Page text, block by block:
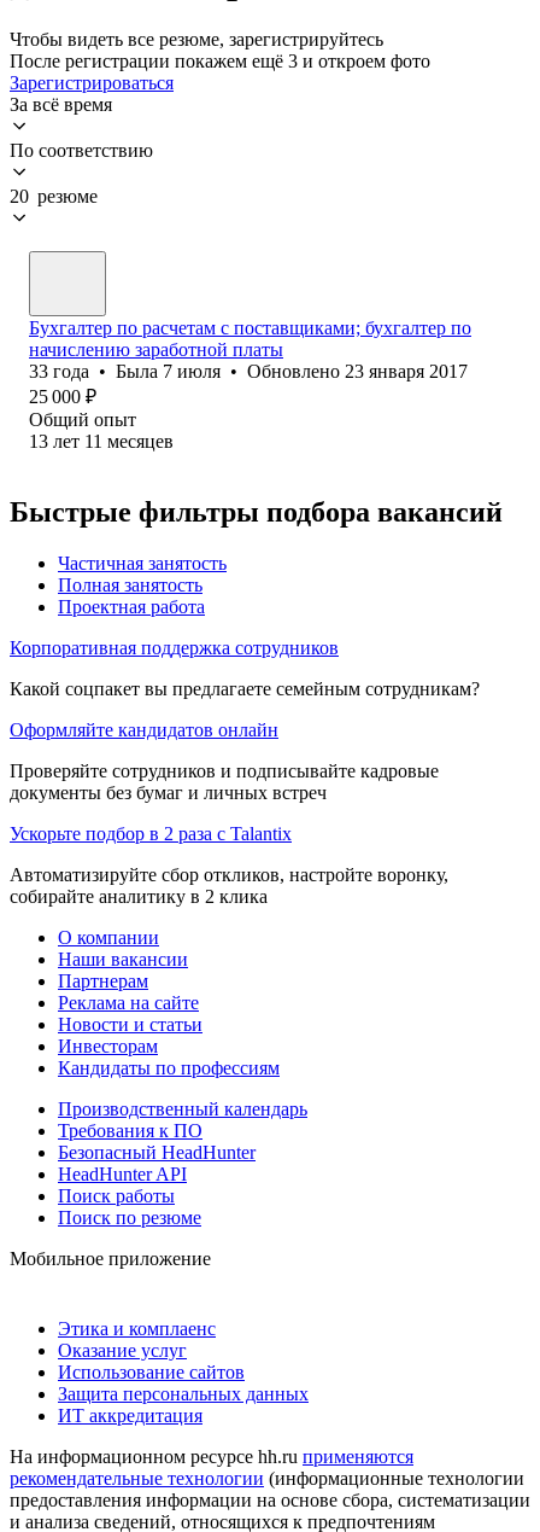
Чтобы видеть все резюме, зарегистрируйтесь
После регистрации покажем ещё 3 и откроем фото
Зарегистрироваться
За всё время
По соответствию
20 резюме
Бухгалтер по расчетам с поставщиками; бухгалтер по
начислению заработной платы
33 года • Была 7 июля • Обновлено 23 января 2017
25 000 ₽
Общий опыт
13 лет 11 месяцев
Быстрые фильтры подбора вакансий
Частичная занятость
Полная занятость
Проектная работа
Корпоративная поддержка сотрудников
Какой соцпакет вы предлагаете семейным сотрудникам?
Оформляйте кандидатов онлайн
Проверяйте сотрудников и подписывайте кадровые
документы без бумаг и личных встреч
Ускорьте подбор в 2 раза с Talantix
Автоматизируйте сбор откликов, настройте воронку,
собирайте аналитику в 2 клика
О компании
Наши вакансии
Партнерам
Реклама на сайте
Новости и статьи
Инвесторам
Кандидаты по профессиям
Производственный календарь
Требования к ПО
Безопасный HeadHunter
HeadHunter API
Поиск работы
Поиск по резюме
Мобильное приложение
Этика и комплаенс
Оказание услуг
Использование сайтов
Защита персональных данных
ИТ аккредитация
На информационном ресурсе hh.ru применяются
рекомендательные технологии (информационные технологии
предоставления информации на основе сбора, систематизации
и анализа сведений, относящихся к предпочтениям